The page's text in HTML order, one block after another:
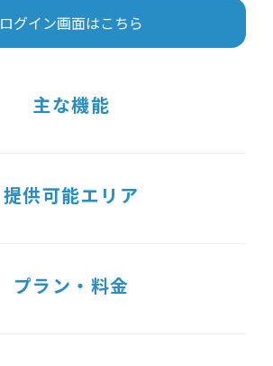
ログイン画面はこちら
主な機能
提供可能エリア
プラン・料金